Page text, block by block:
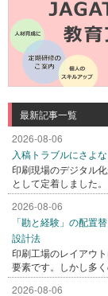
最新記事一覧
2026-08-06
入稿トラブルにさよ
印刷現場のデジタル
として定着しました
2026-08-06
「勘と経験」の配置
設計法
印刷工場のレイアウ
要素です。しかし多
2026-08-06